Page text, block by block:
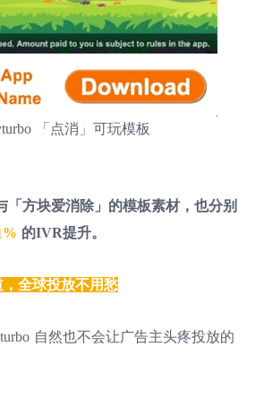
「点消」可玩模板
「方块爱消除」的模板素材，也分别
的IVR提升。
全球投放不用愁
自然也不会让广告主头疼投放的